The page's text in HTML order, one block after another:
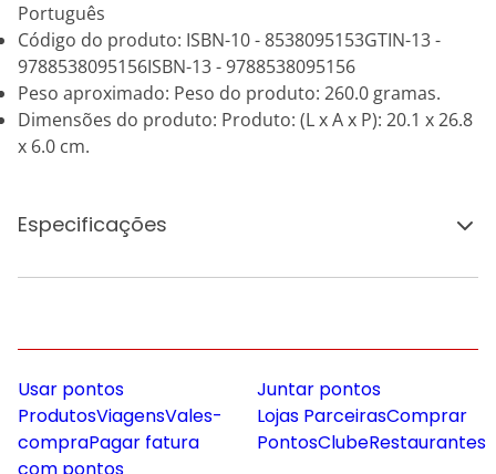
Português
Código do produto: ISBN-10 - 8538095153GTIN-13 -
9788538095156ISBN-13 - 9788538095156
Peso aproximado: Peso do produto: 260.0 gramas.
Dimensões do produto: Produto: (L x A x P): 20.1 x 26.8
x 6.0 cm.
Especificações
Usar pontos
ProdutosViagensVales-
compraPagar fatura
Juntar pontos
Lojas ParceirasComprar
PontosClubeRestaurantes